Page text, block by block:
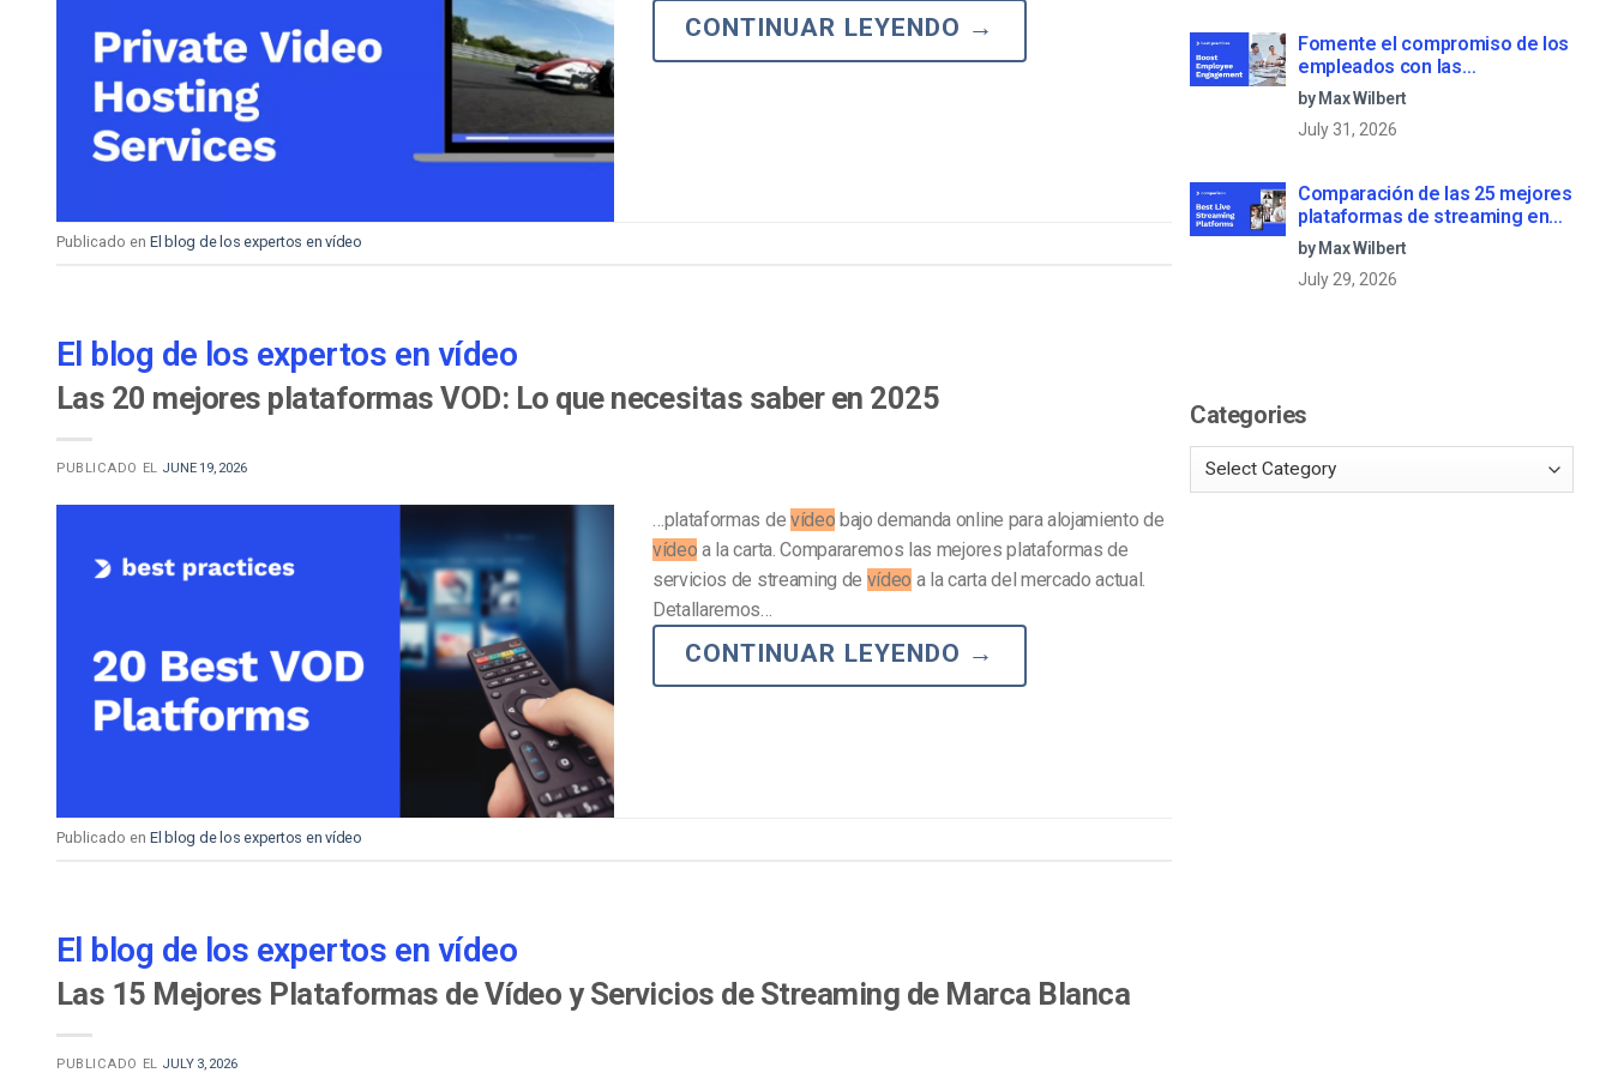
Privacidad y Seguridad
Marketing de Video
Aprendizaje en Línea
Emisoras de Radio y Televisión
CONTINUAR LEYENDO →
Publicado en El blog de los expertos en vídeo
El blog de los expertos en vídeo
Las 20 mejores plataformas VOD: Lo que necesitas saber en 2025
PUBLICADO EL JUNE 19, 2026
…plataformas de vídeo bajo demanda online para alojamiento de
vídeo a la carta. Compararemos las mejores plataformas de
servicios de streaming de vídeo a la carta del mercado actual.
Detallaremos…
CONTINUAR LEYENDO →
Publicado en El blog de los expertos en vídeo
El blog de los expertos en vídeo
Las 15 Mejores Plataformas de Vídeo y Servicios de Streaming de Marca Blanca
PUBLICADO EL JULY 3, 2026
Fomente el compromiso de los
empleados con las
comunicaciones corporativas
en directo
by Max Wilbert
July 31, 2026
Comparación de las 25 mejores
plataformas de streaming en
directo en 2025
by Max Wilbert
July 29, 2026
Categories